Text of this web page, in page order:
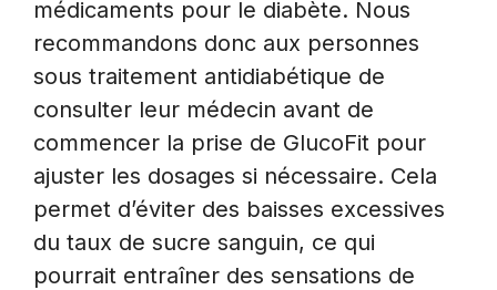
médicaments pour le diabète. Nous
recommandons donc aux personnes
sous traitement antidiabétique de
consulter leur médecin avant de
commencer la prise de GlucoFit pour
ajuster les dosages si nécessaire. Cela
permet d’éviter des baisses excessives
du taux de sucre sanguin, ce qui
pourrait entraîner des sensations de